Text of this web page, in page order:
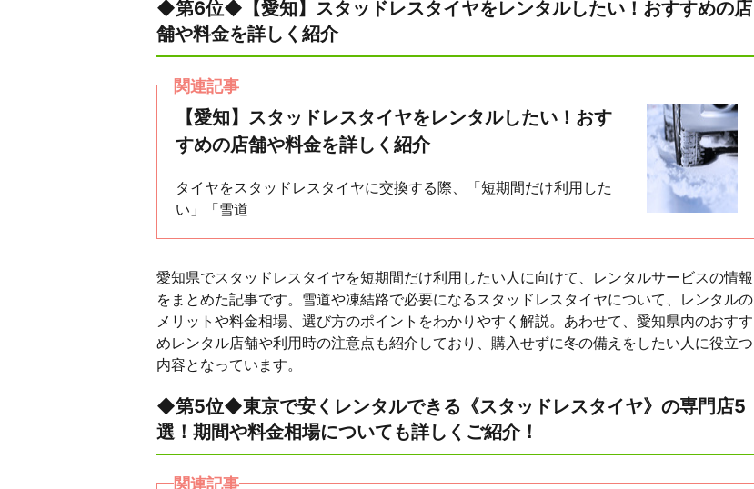
◆第6位◆【愛知】スタッドレスタイヤをレンタルしたい！おすすめの店
舗や料金を詳しく紹介
関連記事
【愛知】スタッドレスタイヤをレンタルしたい！おす
すめの店舗や料金を詳しく紹介
タイヤをスタッドレスタイヤに交換する際、「短期間だけ利用した
い」「雪道
愛知県でスタッドレスタイヤを短期間だけ利用したい人に向けて、レンタルサービスの情報
をまとめた記事です。雪道や凍結路で必要になるスタッドレスタイヤについて、レンタルの
メリットや料金相場、選び方のポイントをわかりやすく解説。あわせて、愛知県内のおすす
めレンタル店舗や利用時の注意点も紹介しており、購入せずに冬の備えをしたい人に役立つ
内容となっています。
◆第5位◆東京で安くレンタルできる《スタッドレスタイヤ》の専門店5
選！期間や料金相場についても詳しくご紹介！
関連記事